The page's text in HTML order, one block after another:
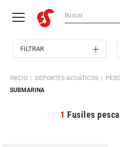
INICIO DEPORTES ACUÁTICOS
SUBMARINA
1 Fusiles
FILTRAR